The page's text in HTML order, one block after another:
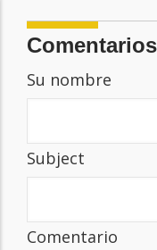
Comentarios
Su nombre
Subject
Comentario